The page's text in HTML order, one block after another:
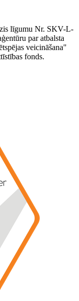
līgumu Nr. SKV-L-
par atbalsta
veicināšana"
fonds.